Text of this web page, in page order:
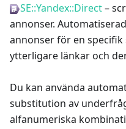
SE::Yandex::Direct–
annonser.
annonser för en
ytterligare länkar och
Du kan använda
substitution av
alfanumeriska